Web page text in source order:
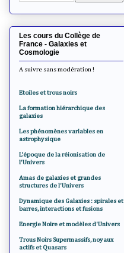
Les cours du Collège de
France - Galaxies et
Cosmologie
A suivre sans modération !
Etoiles et trous noirs
La formation hiérarchique des
galaxies
Les phénomènes variables en
astrophysique
L'époque de la réionisation de
l'Univers
Amas de galaxies et grandes
structures de l'Univers
Dynamique des Galaxies : spirales et
barres, interactions et fusions
Energie Noire et modèles d'Univers
Trous Noirs Supermassifs, noyaux
actifs et Quasars